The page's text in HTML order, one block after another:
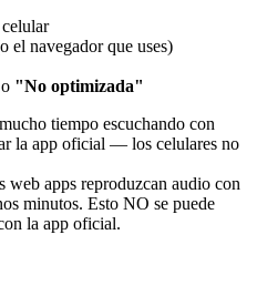
el navegador que uses)
o "No optimizada"
tiempo escuchando con
la app oficial — los celulares no
web apps reproduzcan audio con
minutos. Esto NO se puede
la app oficial.